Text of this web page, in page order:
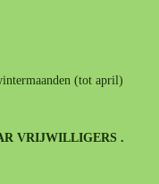
(tot april)
VRIJWILLIGERS .